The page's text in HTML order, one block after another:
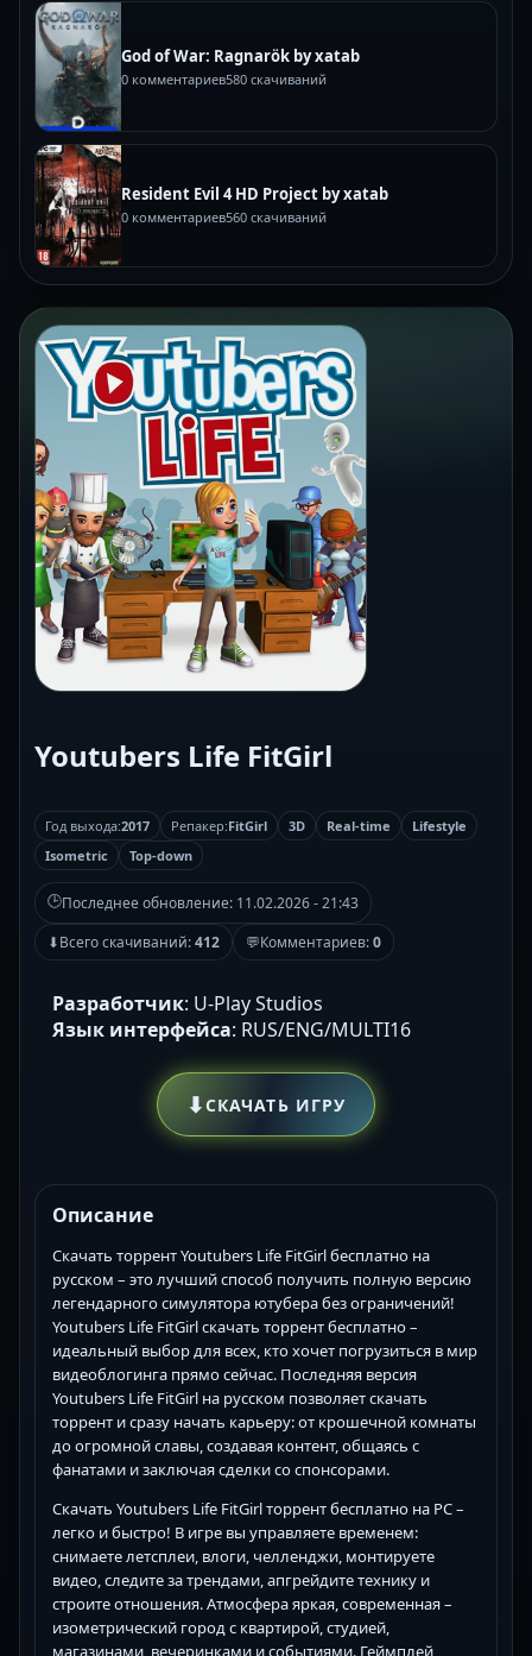
God of War: Ragnarök by xatab
0 комментариев580 скачиваний
Resident Evil 4 HD Project by xatab
0 комментариев560 скачиваний
Youtubers Life FitGirl
Год выхода:2017 Репакер:FitGirl 3D Real-time
Lifestyle
Isometric
Top-down
🕒Последнее обновление: 11.02.2026 - 21:43
⬇Всего скачиваний:412 💬Комментариев:0
Разработчик: U-Play Studios
Язык интерфейса: RUS/ENG/MULTI16
⬇СКАЧАТЬ ИГРУ
Описание
Скачать торрент Youtubers Life FitGirl бесплатно на
русском – это лучший способ получить полную версию
легендарного симулятора ютубера без ограничений!
Youtubers Life FitGirl скачать торрент бесплатно –
идеальный выбор для всех, кто хочет погрузиться в мир
видеоблогинга прямо сейчас. Последняя версия
Youtubers Life FitGirl на русском позволяет скачать
торрент и сразу начать карьеру: от крошечной комнаты
до огромной славы, создавая контент, общаясь с
фанатами и заключая сделки со спонсорами.
Скачать Youtubers Life FitGirl торрент бесплатно на PC –
легко и быстро! В игре вы управляете временем:
снимаете летсплеи, влоги, челленджи, монтируете
видео, следите за трендами, апгрейдите технику и
строите отношения. Атмосфера яркая, современная –
изометрический город с квартирой, студией,
магазинами, вечеринками и событиями. Геймплей